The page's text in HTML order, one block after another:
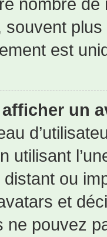
souvent
est
un
utilisant
ou
et
ne pouvez